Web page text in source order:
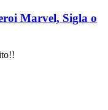
Marvel, Sigla o